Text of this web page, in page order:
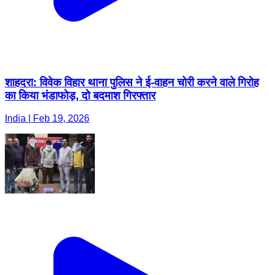
शाहदरा: विवेक विहार थाना पुलिस ने ई-वाहन चोरी करने वाले गिरोह
का किया भंडाफोड़, दो बदमाश गिरफ्तार
India | Feb 19, 2026